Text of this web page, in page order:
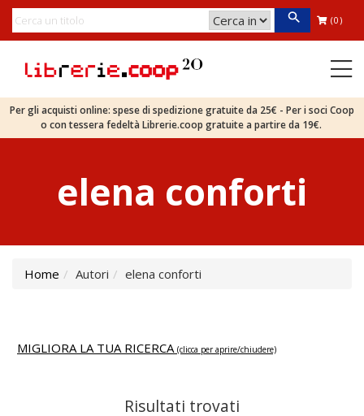
(0)
Per gli acquisti online: spese di spedizione gratuite da 25€ - Per i soci Coop
o con tessera fedeltà Librerie.coop gratuite a partire da 19€.
elena conforti
Home Autori elena conforti
MIGLIORA LA TUA RICERCA (clicca per aprire/chiudere)
Risultati trovati